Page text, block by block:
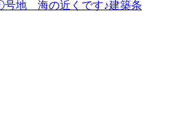
号地 海の近くです♪建築条